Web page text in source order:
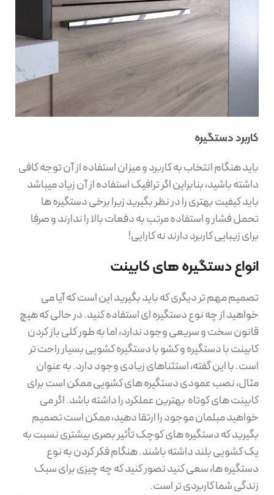
کاربرد دستگیره
باید هنگام انتخاب به کاربرد و میزان استفاده از آن توجه کافی
داشته باشید، بنابراین اگر ترافیک استفاده از آن زیاد میباشد
باید کیفیت بهتری را در نظر بگیرید زیرا برخی دستگیره ها
تحمل فشار و استفاده مرتب به دفعات بالا را ندارند و صرفا
برای زیبایی کاربرد دارند نه کارایی!
انواع دستگیره های کابینت
تصمیم مهم تر دیگری که باید بگیرید این است که آیا می
خواهید از چه نوع دستگیره ای استفاده کنید. در حالی که هیچ
قانون سخت و سریعی وجود ندارد، اما به طور کلی باز کردن
کابینت با دستگیره و کشو با دستگیره کشویی بسیار راحت تر
است. با این گفته، استثناهای زیادی وجود دارد. به عنوان
مثال، نصب عمودی دستگیره های کشویی ممکن است برای
کابینت های کوتاه بهترین عملکرد را داشته باشد. اگر می
خواهید مبلمان موجود را ارتقا دهید، ممکن است تصمیم
بگیرید که دستگیره های کوچک تأثیر بصری بیشتری نسبت به
یک کشویی بلند داشته باشند. هنگام فکر کردن به نوع
دستگیره ها، سعی کنید تصور کنید که چه چیزی برای سبک
زندگی شما کاربردی تر است.